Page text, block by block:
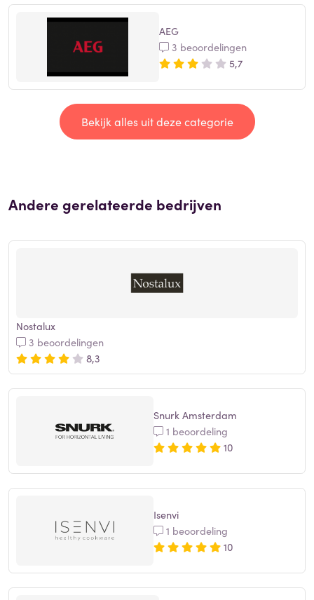
AEG
3 beoordelingen
5,7
Bekijk alles uit deze categorie
Andere gerelateerde bedrijven
Nostalux
3 beoordelingen
8,3
Snurk Amsterdam
1 beoordeling
10
Isenvi
1 beoordeling
10